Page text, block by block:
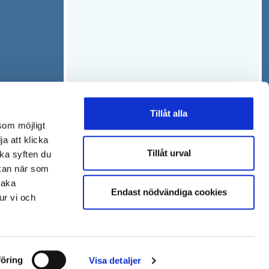
möjligt
att klicka
syften du
när som
vi och
Visa detaljer
Tillåt alla
Tillåt urval
Endast nödvändiga cookies